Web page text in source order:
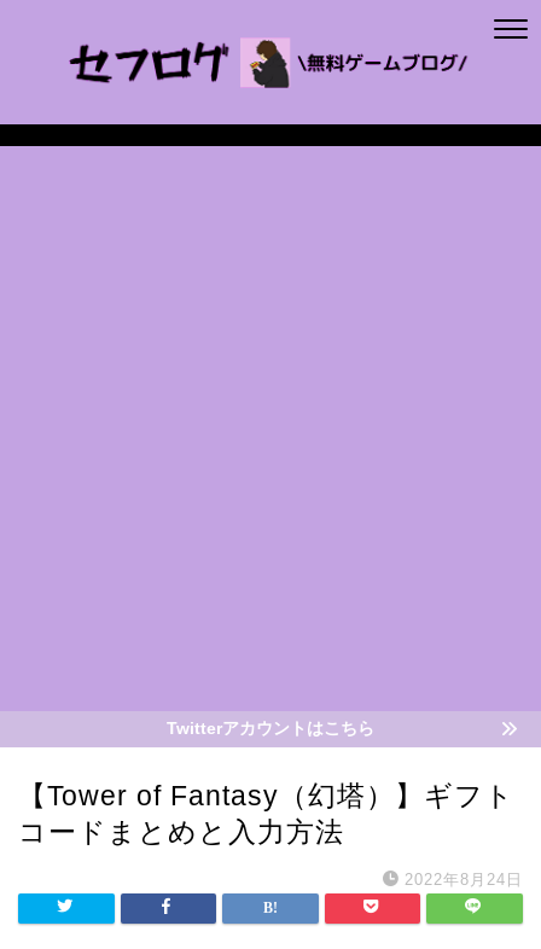
Twitterアカウントはこちら
【Tower of Fantasy（幻塔）】ギフト
コードまとめと入力方法
2022年8月24日